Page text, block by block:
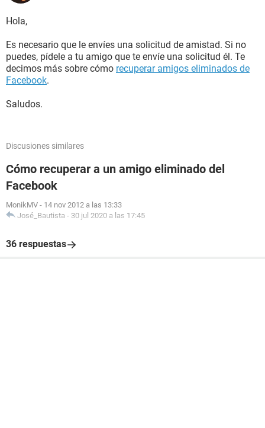
Hola,
Es necesario que le envíes una solicitud de amistad. Si no
puedes, pídele a tu amigo que te envíe una solicitud él. Te
decimos más sobre cómo recuperar amigos eliminados de
Facebook.
Saludos.
Discusiones similares
Cómo recuperar a un amigo eliminado del
Facebook
MonikMV - 14 nov 2012 a las 13:33
José_Bautista - 30 jul 2020 a las 17:45
36 respuestas